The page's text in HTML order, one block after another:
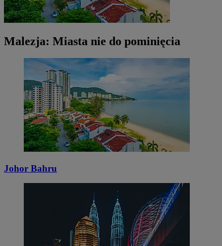
Malezja: Miasta nie do pominięcia
Johor Bahru